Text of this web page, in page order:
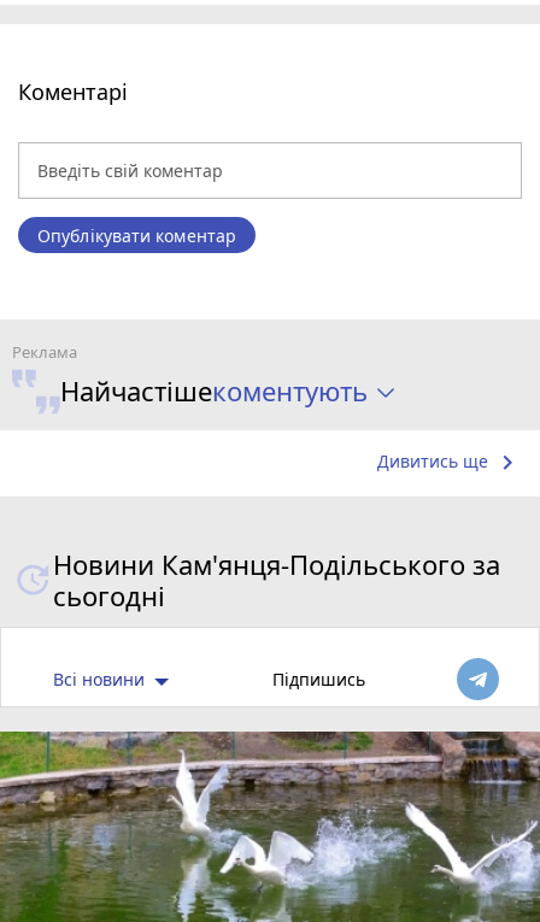
Коментарі
Опублікувати коментар
Найчастішекоментують
Дивитись ще keyboard_arrow_right
Новини Кам'янця-Подільського за
сьогодні
Всі новини Підпишись